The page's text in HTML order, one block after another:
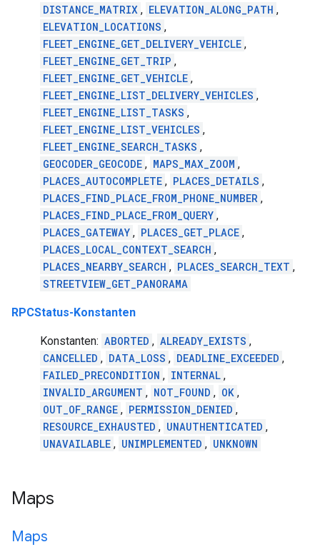
DISTANCE_MATRIX , ELEVATION_ALONG_PATH ,
ELEVATION_LOCATIONS ,
FLEET_ENGINE_GET_DELIVERY_VEHICLE ,
FLEET_ENGINE_GET_TRIP ,
FLEET_ENGINE_GET_VEHICLE ,
FLEET_ENGINE_LIST_DELIVERY_VEHICLES ,
FLEET_ENGINE_LIST_TASKS ,
FLEET_ENGINE_LIST_VEHICLES ,
FLEET_ENGINE_SEARCH_TASKS ,
GEOCODER_GEOCODE , MAPS_MAX_ZOOM ,
PLACES_AUTOCOMPLETE , PLACES_DETAILS ,
PLACES_FIND_PLACE_FROM_PHONE_NUMBER ,
PLACES_FIND_PLACE_FROM_QUERY ,
PLACES_GATEWAY , PLACES_GET_PLACE ,
PLACES_LOCAL_CONTEXT_SEARCH ,
PLACES_NEARBY_SEARCH , PLACES_SEARCH_TEXT ,
STREETVIEW_GET_PANORAMA
RPCStatus-Konstanten
Konstanten: ABORTED , ALREADY_EXISTS ,
CANCELLED , DATA_LOSS , DEADLINE_EXCEEDED ,
FAILED_PRECONDITION , INTERNAL ,
INVALID_ARGUMENT , NOT_FOUND , OK ,
OUT_OF_RANGE , PERMISSION_DENIED ,
RESOURCE_EXHAUSTED , UNAUTHENTICATED ,
UNAVAILABLE , UNIMPLEMENTED , UNKNOWN
Maps
Maps